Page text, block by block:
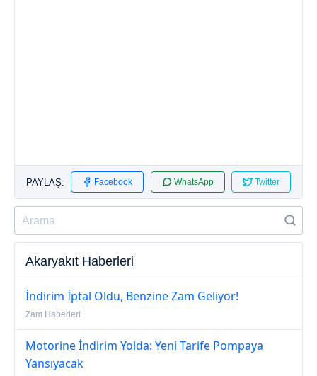
PAYLAŞ: Facebook WhatsApp Twitter
Akaryakıt Haberleri
İndirim İptal Oldu, Benzine Zam Geliyor!
Zam Haberleri
Motorine İndirim Yolda: Yeni Tarife Pompaya
Yansıyacak